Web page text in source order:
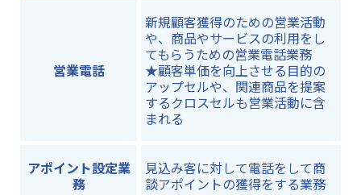
営業電話
新規顧客獲得のための営業活動
や、商品やサービスの利用をし
てもらうための営業電話業務
★顧客単価を向上させる目的の
アップセルや、関連商品を提案
するクロスセルも営業活動に含
まれる
アポイント設定業
務
見込み客に対して電話をして商
談アポイントの獲得をする業務